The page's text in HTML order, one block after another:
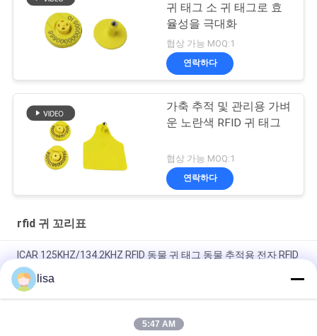
귀 태그 소 귀 태그로 효
율성을 극대화
협상 가능 MOQ:1
연락하다
가축 추적 및 관리용 가벼
운 노란색 RFID 귀 태그
협상 가능 MOQ:1
연락하다
rfid 귀 꼬리표
ICAR 125KHZ/134.2KHZ RFID 동물 귀 태그 동물 추적용 전자 RFID
저주파
ISO11784/85 인증 동물 식별 태그 - 소 및 양 관리를 위한 간편한
lisa
5:47 AM